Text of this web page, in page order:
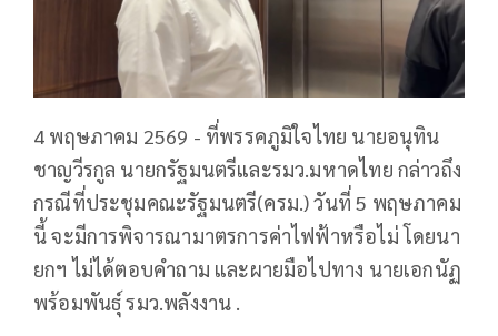
4 พฤษภาคม 2569 - ที่พรรคภูมิใจไทย นายอนุทิน
ชาญวีรกูล นายกรัฐมนตรีและรมว.มหาดไทย กล่าวถึง
กรณีที่ประชุมคณะรัฐมนตรี(ครม.) วันที่ 5 พฤษภาคม
นี้ จะมีการพิจารณามาตรการค่าไฟฟ้าหรือไม่ โดยนา
ยกฯ ไม่ได้ตอบคําถาม และผายมือไปทาง นายเอกนัฏ
พร้อมพันธุ์ รมว.พลังงาน .